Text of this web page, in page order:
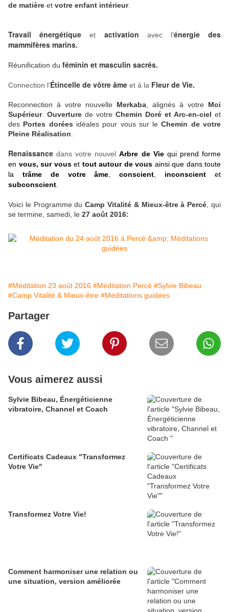
de matière et votre enfant intérieur.
Travail énergétique et activation avec l'énergie des
mammifères marins.
Réunification du féminin et masculin sacrés.
Connection l'Étincelle de vôtre âme et à la Fleur de Vie.
Reconnection à votre nouvelle Merkaba , alignés à votre Moi
Supérieur. Ouverture de votre Chemin Doré et Arc-en-ciel et
des Portes dorées idéales pour vous sur leChemin de votre
Pleine Réalisation
Renaissancedans votre nouvelArbre de Viequi prend forme
en vous, sur vous et tout autour de vous ainsi que dans toute
la trâme de votre âme ,conscient inconscient et
subconscient
Voici le Programme duCamp Vitalité & Mieux-être à Percé , qui
se termine, samedi, le 27 août 2016:
#Méditation 23 août 2016 #Méditation Percé #Sylvie Bibeau
#Camp Vitalité & Mieux-être #Méditations guidées
Partager
Vous aimerez aussi
Sylvie Bibeau, Énergéticienne
vibratoire, Channel et Coach
Certificats Cadeaux "Transformez
Votre Vie"
Transformez Votre Vie!
Comment harmoniser une relation ou
une situation, version améliorée